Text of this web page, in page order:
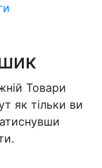
Товари
як тільки ви